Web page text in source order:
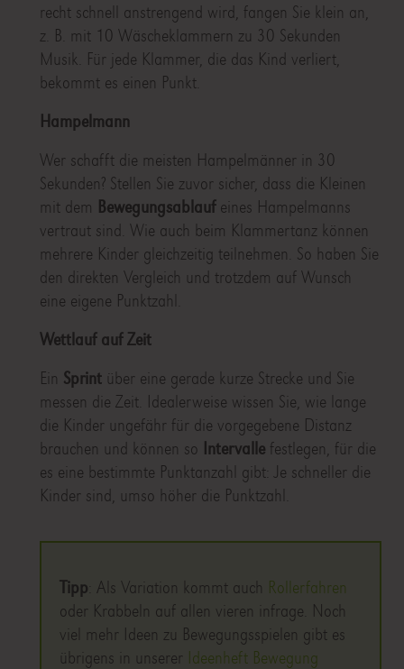
recht schnell anstrengend wird, fangen Sie klein an,
z. B. mit 10 Wäscheklammern zu 30 Sekunden
Musik. Für jede Klammer, die das Kind verliert,
bekommt es einen Punkt.
Hampelmann
Wer schafft die meisten Hampelmänner in 30
Sekunden? Stellen Sie zuvor sicher, dass die Kleinen
mit dem Bewegungsablaufeines Hampelmanns
vertraut sind. Wie auch beim Klammertanz können
mehrere Kinder gleichzeitig teilnehmen. So haben Sie
den direkten Vergleich und trotzdem auf Wunsch
eine eigene Punktzahl.
Wettlauf auf Zeit
Ein Sprintüber eine gerade kurze Strecke und Sie
messen die Zeit. Idealerweise wissen Sie, wie lange
die Kinder ungefähr für die vorgegebene Distanz
brauchen und können so Intervallefestlegen, für die
es eine bestimmte Punktanzahl gibt: Je schneller die
Kinder sind, umso höher die Punktzahl.
Tipp : Als Variation kommt auch Rollerfahren
oder Krabbeln auf allen vieren infrage. Noch
viel mehr Ideen zu Bewegungsspielen gibt es
übrigens in unserer Ideenheft Bewegung